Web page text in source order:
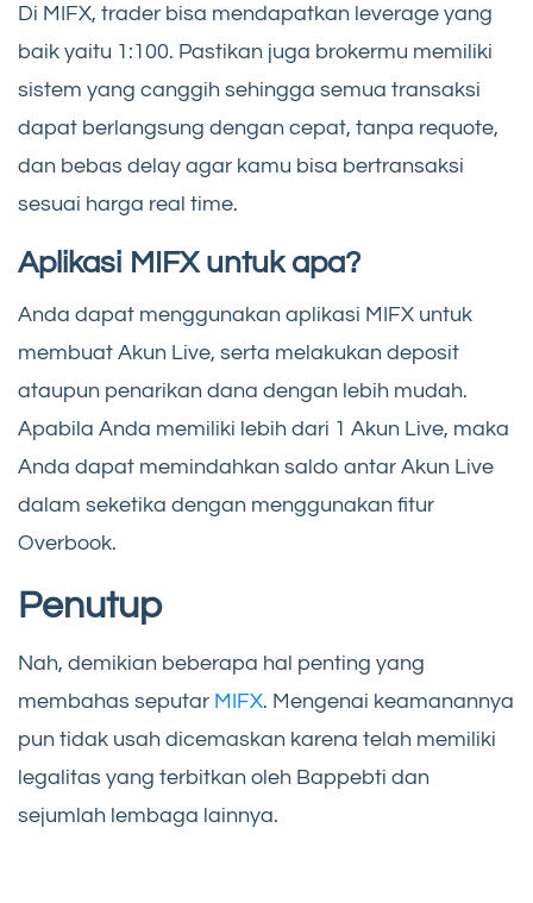
Di MIFX, trader bisa mendapatkan leverage yang
baik yaitu 1:100. Pastikan juga brokermu memiliki
sistem yang canggih sehingga semua transaksi
dapat berlangsung dengan cepat, tanpa requote,
dan bebas delay agar kamu bisa bertransaksi
sesuai harga real time.
Aplikasi MIFX untuk apa?
Anda dapat menggunakan aplikasi MIFX untuk
membuat Akun Live, serta melakukan deposit
ataupun penarikan dana dengan lebih mudah.
Apabila Anda memiliki lebih dari 1 Akun Live, maka
Anda dapat memindahkan saldo antar Akun Live
dalam seketika dengan menggunakan fitur
Overbook.
Penutup
Nah, demikian beberapa hal penting yang
membahas seputar MIFX. Mengenai keamanannya
pun tidak usah dicemaskan karena telah memiliki
legalitas yang terbitkan oleh Bappebti dan
sejumlah lembaga lainnya.